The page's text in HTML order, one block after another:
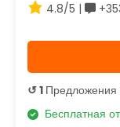
4.8/5 |
↺ 1 Предложения
Бесплатная